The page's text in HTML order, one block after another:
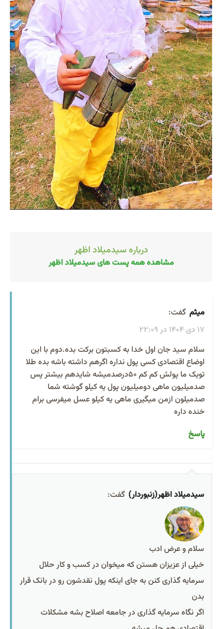
درباره سیدمیلاد اظهر
مشاهده همه پست های سیدمیلاد اظهر
میثم گفت:
17 دی 1404 در 22:09
سلام سید جان اول خدا به کسبتون برکت بده.دوم با این
اوضاع اقتصادی کسی پول نداره اگرهم داشته باشه بده طلا
تویک ما پولش کم کم ۵۰درصدمیشه شایدهم بیشتر پس
صدمیلیون ماهی دومیلیون پول یه کیلو گوشته شما
صدمیلون ازمن میگیری ماهی یه کیلو عسل میفرسی برام
خنده داره
پاسخ
سیدمیلاد اظهر(زنبوردار) گفت:
سلام و عرض ادب
خیلی از عزیزان هستن که میخوان در کسب و کار حلال
سرمایه گذاری کنن به جای اینکه پول نقدشون رو در بانک قرار
بدن
اگر نگاه سرمایه گذاری در جامعه اصلاح بشه مشکلات